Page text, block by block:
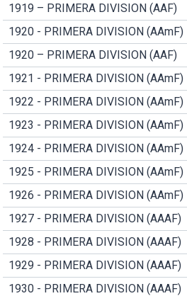
1919 – PRIMERA DIVISION (AAF)
1920 - PRIMERA DIVISION (AAmF)
1920 – PRIMERA DIVISION (AAF)
1921 - PRIMERA DIVISION (AAmF)
1922 - PRIMERA DIVISION (AAmF)
1923 - PRIMERA DIVISION (AAmF)
1924 - PRIMERA DIVISION (AAmF)
1925 - PRIMERA DIVISION (AAmF)
1926 - PRIMERA DIVISION (AAmF)
1927 - PRIMERA DIVISION (AAAF)
1928 - PRIMERA DIVISION (AAAF)
1929 - PRIMERA DIVISION (AAAF)
1930 - PRIMERA DIVISION (AAAF)